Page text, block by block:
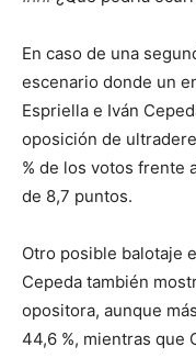
En caso de una
escenario donde un
Espriella e Iván
oposición de
% de los votos frente
de 8,7 puntos.
Otro posible balotaje
Cepeda también
opositora, aunque
44,6 %, mientras que